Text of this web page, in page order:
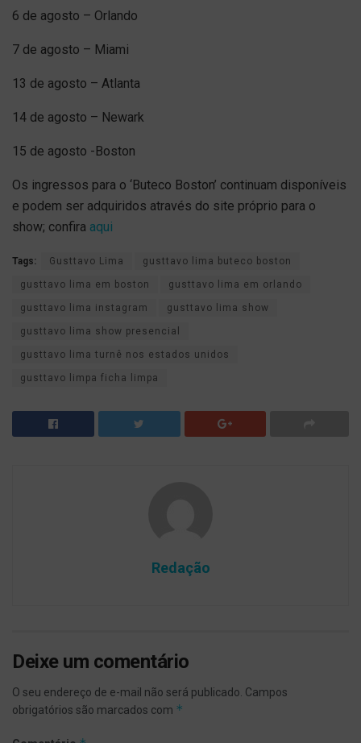
6 de agosto – Orlando
7 de agosto – Miami
13 de agosto – Atlanta
14 de agosto – Newark
15 de agosto -Boston
Os ingressos para o ‘Buteco Boston’ continuam disponíveis
e podem ser adquiridos através do site próprio para o
show; confira aqui
Tags: Gusttavo Lima gusttavo lima buteco boston
gusttavo lima em boston gusttavo lima em orlando
gusttavo lima instagram gusttavo lima show
gusttavo lima show presencial
gusttavo lima turnê nos estados unidos
gusttavo limpa ficha limpa
Redação
Deixe um comentário
O seu endereço de e-mail não será publicado. Campos
obrigatórios são marcados com *